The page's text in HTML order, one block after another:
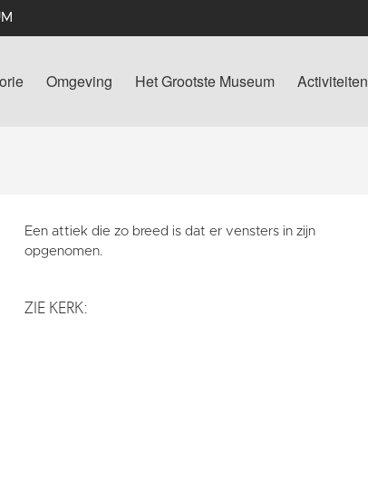
Omgeving Het Grootste Museum Activiteiten
Een attiek die zo breed is dat er vensters in zijn
opgenomen.
ZIE KERK: